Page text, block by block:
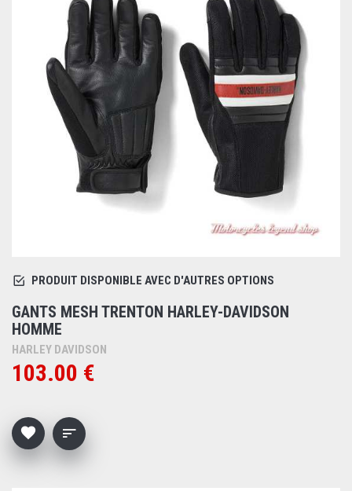
PRODUIT DISPONIBLE AVEC D'AUTRES OPTIONS
GANTS MESH TRENTON HARLEY-DAVIDSON
HOMME
HARLEY DAVIDSON
103.00 €